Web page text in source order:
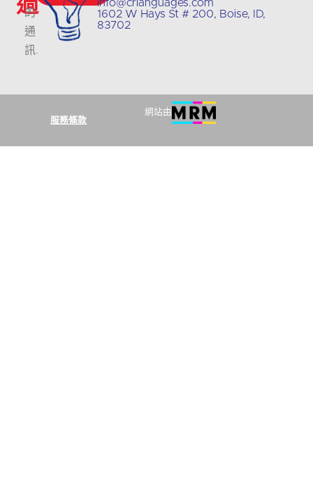
的
通
訊.
info@crlanguages.com
1602 W Hays St # 200, Boise, ID,
83702
服務條款
網站由